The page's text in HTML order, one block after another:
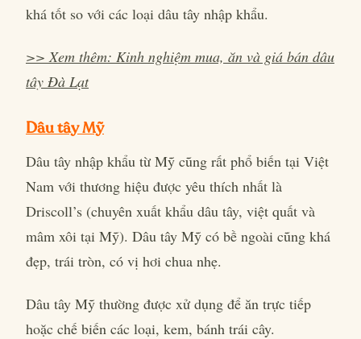
khá tốt so với các loại dâu tây nhập khẩu.
>> Xem thêm: Kinh nghiệm mua, ăn và giá bán dâu
tây Đà Lạt
Dâu tây Mỹ
Dâu tây nhập khẩu từ Mỹ cũng rất phổ biến tại Việt
Nam với thương hiệu được yêu thích nhất là
Driscoll’s (chuyên xuất khẩu dâu tây, việt quất và
mâm xôi tại Mỹ). Dâu tây Mỹ có bề ngoài cũng khá
đẹp, trái tròn, có vị hơi chua nhẹ.
Dâu tây Mỹ thường được xử dụng để ăn trực tiếp
hoặc chế biến các loại, kem, bánh trái cây.